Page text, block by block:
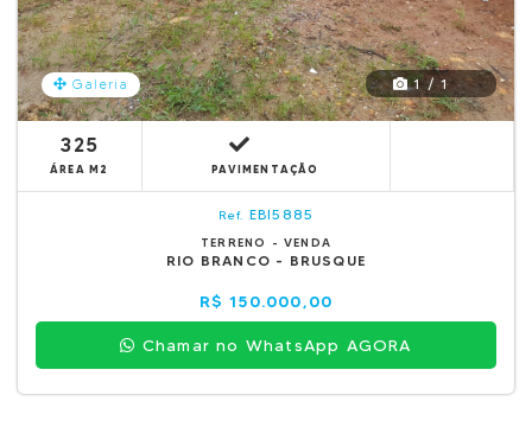
Galeria 1 / 1
325
ÁREA M2 PAVIMENTAÇÃO
Ref. EBI5885
TERRENO - VENDA
RIO BRANCO - BRUSQUE
R$ 150.000,00
Chamar no WhatsApp AGORA